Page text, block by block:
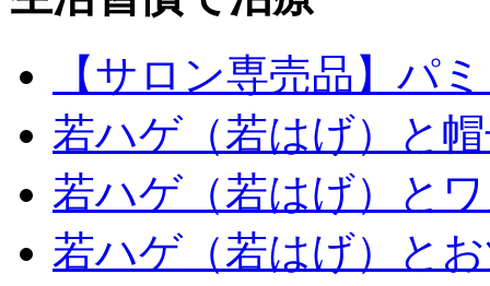
【サロン専売品】パ
若ハゲ（若はげ）と
若ハゲ（若はげ）と
若ハゲ（若はげ）と